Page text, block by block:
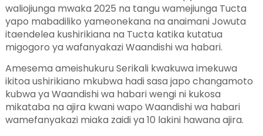
waliojiunga mwaka 2025 na tangu wamejiunga Tucta
yapo mabadiliko yameonekana na anaimani Jowuta
itaendelea kushirikiana na Tucta katika kutatua
migogoro ya wafanyakazi Waandishi wa habari.
Amesema ameishukuru Serikali kwakuwa imekuwa
ikitoa ushirikiano mkubwa hadi sasa japo changamoto
kubwa ya Waandishi wa habari wengi ni kukosa
mikataba na ajira kwani wapo Waandishi wa habari
wamefanyakazi miaka zaidi ya 10 lakini hawana ajira.